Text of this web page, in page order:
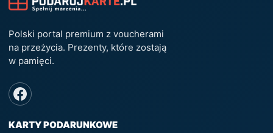
Polski portal premium z voucherami
na przeżycia. Prezenty, które zostają
w pamięci.
KARTY PODARUNKOWE